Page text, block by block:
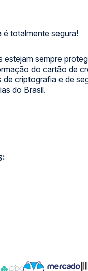
é totalmente segura!
estejam sempre
do cartão de
criptografia e de
do Brasil.